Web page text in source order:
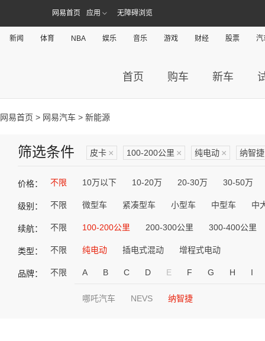
网易首页 应用 无障碍浏览
新闻 体育 NBA 娱乐 音乐 游戏 财经 股票 汽
首页 购车 新车
网易首页 > 网易汽车 > 新能源
筛选条件 皮卡 × 100-200公里 × 纯电动 × 纳智捷
价格： 不限 10万以下 10-20万 20-30万 30-50万
级别： 不限 微型车 紧凑型车 小型车 中型车 中
续航： 不限 100-200公里 200-300公里 300-400公里
类型： 不限 纯电动 插电式混动 增程式电动
品牌： 不限 A B C D E F G H I
哪吒汽车 NEVS 纳智捷